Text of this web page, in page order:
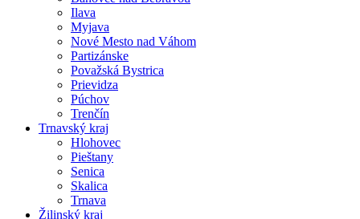
Ilava
Myjava
Nové Mesto nad Váhom
Partizánske
Považská Bystrica
Prievidza
Púchov
Trenčín
Trnavský kraj
Hlohovec
Pieštany
Senica
Skalica
Trnava
Žilinský kraj